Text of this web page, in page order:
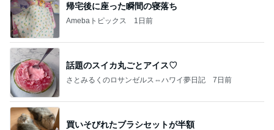
帰宅後に座った瞬間の寝落ち
Amebaトピックス 1日前
話題のスイカ丸ごとアイス♡
さとみるくのロサンゼルス⇔ハワイ夢日記 7日前
買いそびれたブラシセットが半額